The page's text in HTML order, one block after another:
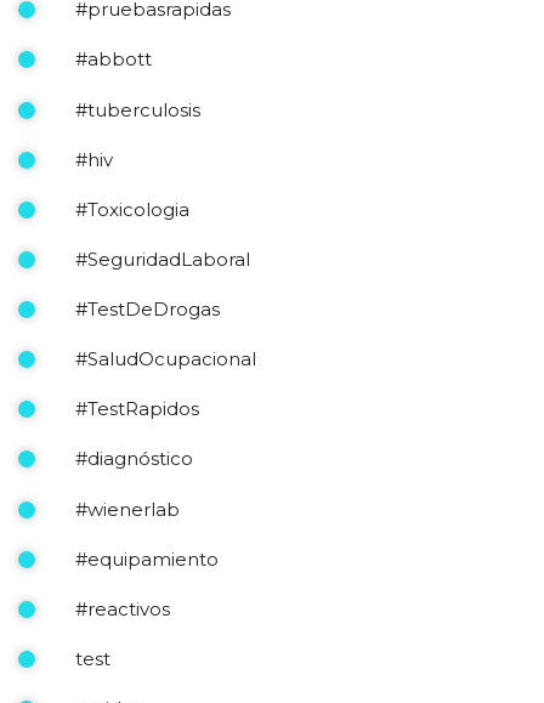
#pruebasrapidas
#abbott
#tuberculosis
#hiv
#Toxicologia
#SeguridadLaboral
#TestDeDrogas
#SaludOcupacional
#TestRapidos
#diagnóstico
#wienerlab
#equipamiento
#reactivos
test